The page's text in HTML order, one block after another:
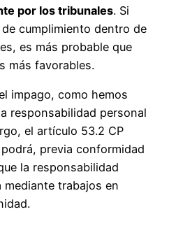
por los tribunales. Si
cumplimiento dentro de
es más probable que
más favorables.
impago, como hemos
responsabilidad personal
el artículo 53.2 CP
previa conformidad
la responsabilidad
mediante trabajos en